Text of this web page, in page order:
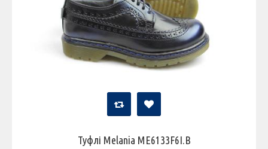
Туфлі Melania ME6133F6I.B